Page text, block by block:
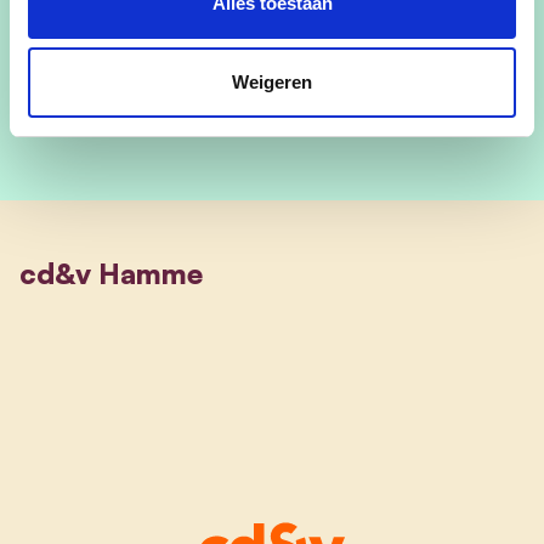
Weigeren
@emilieroeges
cd&v Hamme